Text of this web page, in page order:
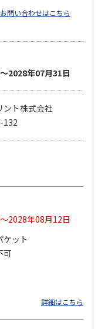
な
3,300円
(送料別・税込)
問い合わせはこちら
2028年07月31日
ント株式会社
132
2028年08月12日
ケット
可
詳細はこちら